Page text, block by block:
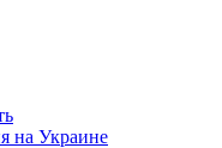
на Украине